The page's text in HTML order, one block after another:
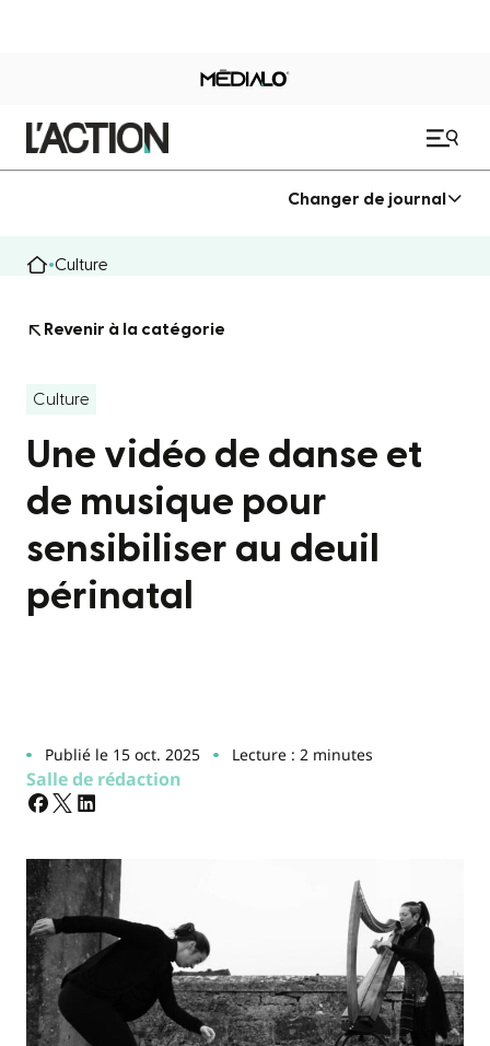
Changer de journal
Culture
Revenir à la catégorie
Culture
Une vidéo de danse et
de musique pour
sensibiliser au deuil
périnatal
Publié le 15 oct. 2025 Lecture : 2 minutes
Salle de rédaction